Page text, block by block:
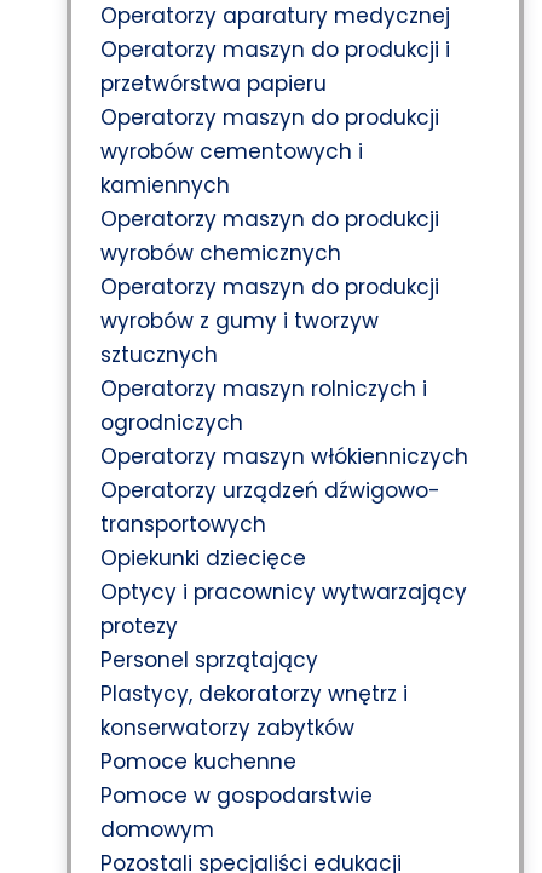
Operatorzy aparatury medycznej
Operatorzy maszyn do produkcji i
przetwórstwa papieru
Operatorzy maszyn do produkcji
wyrobów cementowych i
kamiennych
Operatorzy maszyn do produkcji
wyrobów chemicznych
Operatorzy maszyn do produkcji
wyrobów z gumy i tworzyw
sztucznych
Operatorzy maszyn rolniczych i
ogrodniczych
Operatorzy maszyn włókienniczych
Operatorzy urządzeń dźwigowo-
transportowych
Opiekunki dziecięce
Optycy i pracownicy wytwarzający
protezy
Personel sprzątający
Plastycy, dekoratorzy wnętrz i
konserwatorzy zabytków
Pomoce kuchenne
Pomoce w gospodarstwie
domowym
Pozostali specjaliści edukacji